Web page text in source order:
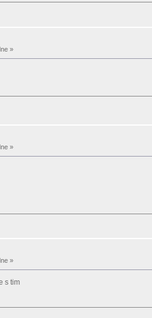
»
»
»
s tim